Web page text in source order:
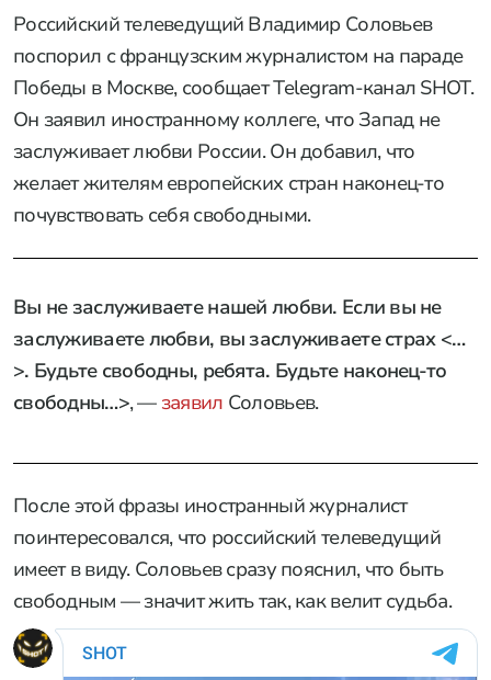
Российский телеведущий Владимир Соловьев
поспорил с французским журналистом на параде
Победы в Москве, сообщает Telegram-канал SHOT.
Он заявил иностранному коллеге, что Запад не
заслуживает любви России. Он добавил, что
желает жителям европейских стран наконец-то
почувствовать себя свободными.
Вы не заслуживаете нашей любви. Если вы не
заслуживаете любви, вы заслуживаете страх <…
>. Будьте свободны, ребята. Будьте наконец-то
свободны…>, — заявил Соловьев.
После этой фразы иностранный журналист
поинтересовался, что российский телеведущий
имеет в виду. Соловьев сразу пояснил, что быть
свободным — значит жить так, как велит судьба.